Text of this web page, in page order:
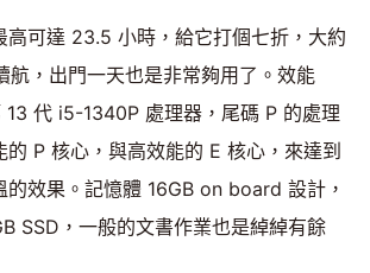
高可達 23.5 小時，給它打個七折，大約
航，出門一天也是非常夠用了。效能
代 i5-1340P 處理器，尾碼 P 的處理
P 核心，與高效能的 E 核心，來達到
的效果。記憶體 16GB on board 設計，
SSD，一般的文書作業也是綽綽有餘